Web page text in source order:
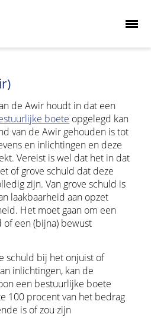
de Awir houdt in dat een
boete opgelegd kan
van de Awir gehouden is tot
en inlichtingen en deze
Vereist is wel dat het in dat
of grove schuld dat deze
zijn. Van grove schuld is
laakbaarheid aan opzet
Het moet gaan om een
een (bijna) bewust
schuld bij het onjuist of
inlichtingen, kan de
een bestuurlijke boete
100 procent van het bedrag
is of zou zijn